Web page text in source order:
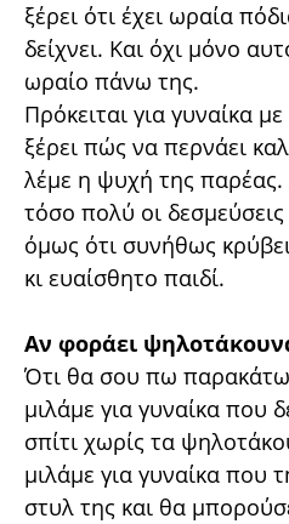
ξέρει ότι έχει ωραία
δείχνει. Και όχι μόνο
ωραίο πάνω της.
Πρόκειται για γυναίκα
ξέρει πώς να περνάει
λέμε η ψυχή της παρέας.
τόσο πολύ οι
όμως ότι συνήθως
κι ευαίσθητο παιδί.
Αν φοράει
Ότι θα σου πω παρακάτω
μιλάμε για γυναίκα που
σπίτι χωρίς τα
μιλάμε για γυναίκα που
στυλ της και θα